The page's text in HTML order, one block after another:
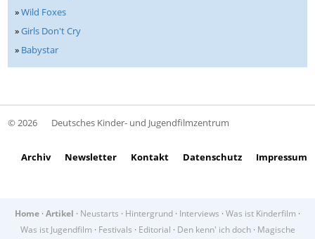
»Wild Foxes
»Girls Don't Cry
» Babystar
© 2026 Deutsches Kinder- und Jugendfilmzentrum
Archiv Newsletter Kontakt Datenschutz Impressum
Home · Artikel · Neustarts · Hintergrund · Interviews · Was ist Kinderfilm ·
Was ist Jugendfilm · Festivals · Editorial · Den kenn' ich doch· Magische